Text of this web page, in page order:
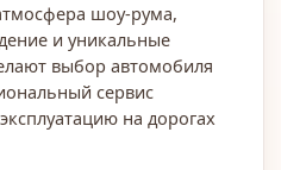
шоу‑рума,
и уникальные
выбор автомобиля
сервис
на дорогах